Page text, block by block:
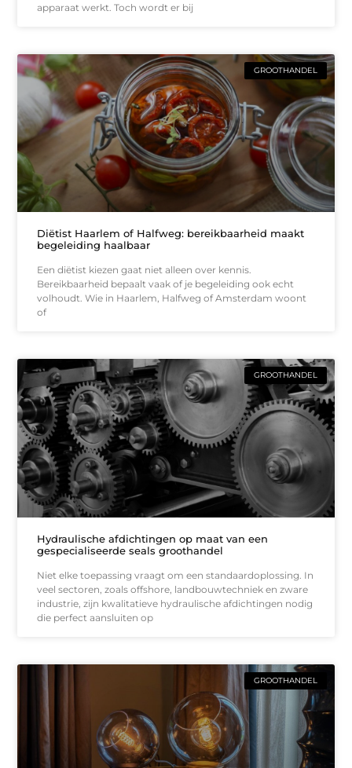
apparaat werkt. Toch wordt er bij
GROOTHANDEL
Diëtist Haarlem of Halfweg: bereikbaarheid maakt
begeleiding haalbaar
Een diëtist kiezen gaat niet alleen over kennis.
Bereikbaarheid bepaalt vaak of je begeleiding ook echt
volhoudt. Wie in Haarlem, Halfweg of Amsterdam woont
of
GROOTHANDEL
Hydraulische afdichtingen op maat van een
gespecialiseerde seals groothandel
Niet elke toepassing vraagt om een standaardoplossing. In
veel sectoren, zoals offshore, landbouwtechniek en zware
industrie, zijn kwalitatieve hydraulische afdichtingen nodig
die perfect aansluiten op
GROOTHANDEL